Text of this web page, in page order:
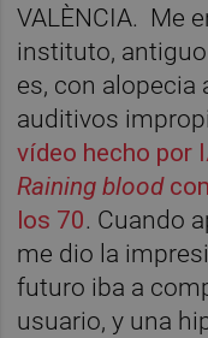
VALÈNCIA. Me
instituto,
es, con alopecia
auditivos
vídeo hecho por
Raining blood
los 70. Cuando
me dio la
futuro iba a
usuario, y una